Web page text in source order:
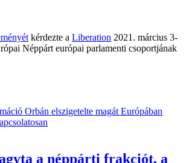
kérdezte a Liberation 2021. március 3-
Néppárt európai parlamenti csoportjának
Orbán elszigetelte magát Európában
a néppárti frakciót, a